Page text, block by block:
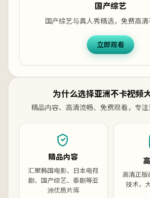
国产综艺
国产综艺与真人秀精选，免费高
立即观看
为什么选择亚洲不卡视频
精品内容、高清流畅、免费观看，专
精品内容
汇聚韩国电影、日本电视
剧、国产综艺、泰剧等亚
洲优质片库
高清正版
技术，